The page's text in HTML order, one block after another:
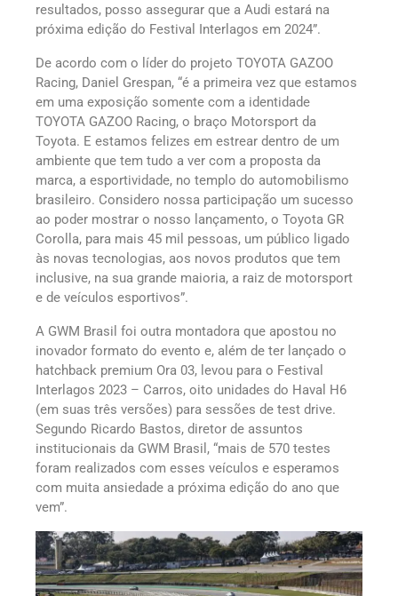
resultados, posso assegurar que a Audi estará na
próxima edição do Festival Interlagos em 2024”.
De acordo com o líder do projeto TOYOTA GAZOO
Racing, Daniel Grespan, “é a primeira vez que estamos
em uma exposição somente com a identidade
TOYOTA GAZOO Racing, o braço Motorsport da
Toyota. E estamos felizes em estrear dentro de um
ambiente que tem tudo a ver com a proposta da
marca, a esportividade, no templo do automobilismo
brasileiro. Considero nossa participação um sucesso
ao poder mostrar o nosso lançamento, o Toyota GR
Corolla, para mais 45 mil pessoas, um público ligado
às novas tecnologias, aos novos produtos que tem
inclusive, na sua grande maioria, a raiz de motorsport
e de veículos esportivos”.
A GWM Brasil foi outra montadora que apostou no
inovador formato do evento e, além de ter lançado o
hatchback premium Ora 03, levou para o Festival
Interlagos 2023 – Carros, oito unidades do Haval H6
(em suas três versões) para sessões de test drive.
Segundo Ricardo Bastos, diretor de assuntos
institucionais da GWM Brasil, “mais de 570 testes
foram realizados com esses veículos e esperamos
com muita ansiedade a próxima edição do ano que
vem”.